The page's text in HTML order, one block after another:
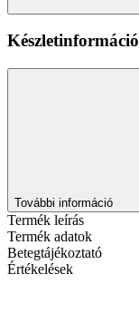
Készletinformáció
További információ
Termék leírás
Termék adatok
Betegtájékoztató
Értékelések